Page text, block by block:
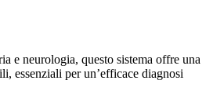
e neurologia, questo sistema offre una
essenziali per un’efficace diagnosi